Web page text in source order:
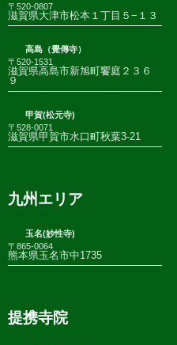
〒520-0807
滋賀県大津市松本１丁目５−１３
高島（覺傳寺）
〒520-1531
滋賀県高島市新旭町饗庭２３６
９
甲賀(松元寺)
〒528-0071
滋賀県甲賀市水口町秋葉3-21
九州エリア
玉名(妙性寺)
〒865-0064
熊本県玉名市中1735
提携寺院